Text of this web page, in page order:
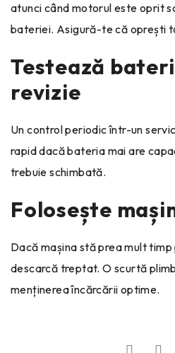
atunci când motorul este oprit
bateriei. Asigură-te că oprești
Testează
revizie
Un control periodic într-un
rapid dacă bateria mai are
trebuie schimbată.
Folosește
Dacă mașina stă prea mult
descarcă treptat. O scurtă
menținerea încărcării optime.